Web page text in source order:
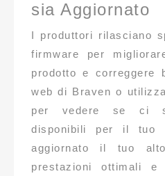
sia Aggiornato
I produttori rilasciano
firmware per
prodotto e correggere
web di Braven o
per vedere se ci
disponibili per il tuo
aggiornato il tuo
prestazioni ottimali